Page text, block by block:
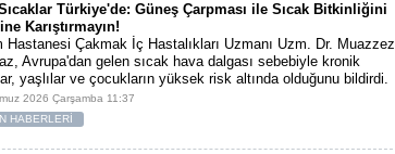
Sıcaklar Türkiye'de: Güneş Çarpması ile Sıcak Bitkinliğini
Karıştırmayın!
Hastanesi Çakmak İç Hastalıkları Uzmanı Uzm. Dr. Muazzez
Avrupa'dan gelen sıcak hava dalgası sebebiyle kronik
yaşlılar ve çocukların yüksek risk altında olduğunu bildirdi.
2026 Çarşamba 11:37
HABERLERİ